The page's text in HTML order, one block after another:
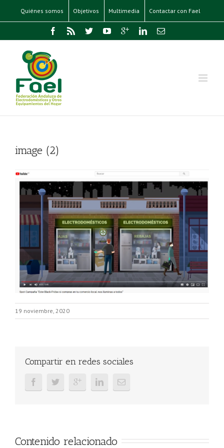
Quiénes somos Objetivos Multimedia Contactar con Fael
image (2)
19 noviembre, 2020
Compartir en redes sociales
Contenido relacionado